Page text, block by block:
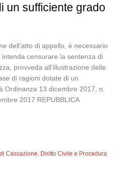
un sufficiente grado
dell’atto di appello, è necessario
censurare la sentenza di
provveda all’illustrazione delle
di ragioni dotate di un
Ordinanza 13 dicembre 2017, n.
2017 REPUBBLICA
Cassazione, Diritto Civile e Procedura